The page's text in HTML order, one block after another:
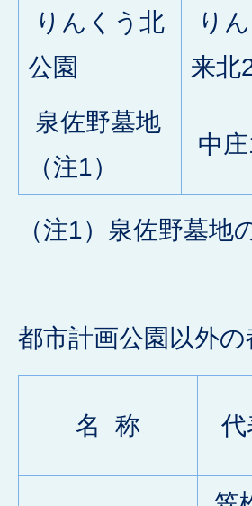
りんくう北
公園
り
来北
泉佐野墓地
（注1）
中
（注1）泉佐野墓
都市計画公園以外の
名 称 代